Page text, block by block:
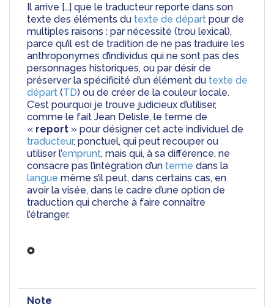
Il arrive […] que le traducteur reporte dans son
texte des éléments du texte de départ pour de
multiples raisons : par nécessité (trou lexical),
parce qu’il est de tradition de ne pas traduire les
anthroponymes d’individus qui ne sont pas des
personnages historiques, ou par désir de
préserver la spécificité d’un élément du texte de
départ (TD) ou de créer de la couleur locale.
C’est pourquoi je trouve judicieux d’utiliser,
comme le fait Jean Delisle, le terme de
« report
traducteur, ponctuel, qui peut recouper ou
utiliser l’emprunt, mais qui, à sa différence, ne
consacre pas l’intégration d’un terme
dans la
langue même s’il peut, dans certains cas, en
avoir la visée, dans le cadre d’une option de
traduction qui cherche à faire connaître
l’étranger.
Note